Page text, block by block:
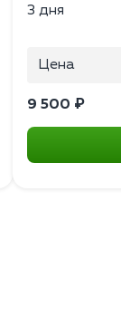
3 дня
Цена
9 500 ₽